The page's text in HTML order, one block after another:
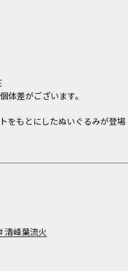
体差がございます。
をもとにしたぬいぐるみが登場
清峰葉流火